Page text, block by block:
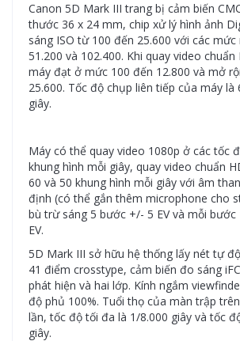
Canon 5D Mark III trang bị cảm biến
thước 36 x 24 mm, chip xử lý hình ảnh
sáng ISO từ 100 đến 25.600 với các
51.200 và 102.400. Khi quay video chuẩn
máy đạt ở mức 100 đến 12.800 và mở
25.600. Tốc độ chụp liên tiếp của máy là
giây.
Máy có thể quay video 1080p ở các tốc
khung hình mỗi giây, quay video chuẩn
60 và 50 khung hình mỗi giây với âm
định (có thể gắn thêm microphone cho
bù trừ sáng 5 bước +/- 5 EV và mỗi
EV.
5D Mark III sở hữu hệ thống lấy nét tự
41 điểm crosstype, cảm biến đo sáng
phát hiện và hai lớp. Kính ngắm
độ phủ 100%. Tuổi thọ của màn trập
lần, tốc độ tối đa là 1/8.000 giây và tốc
giây.